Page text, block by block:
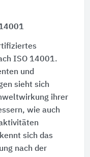
ISO 14001.
und
sieht sich
ihrer
wie auch
sich das
nach der